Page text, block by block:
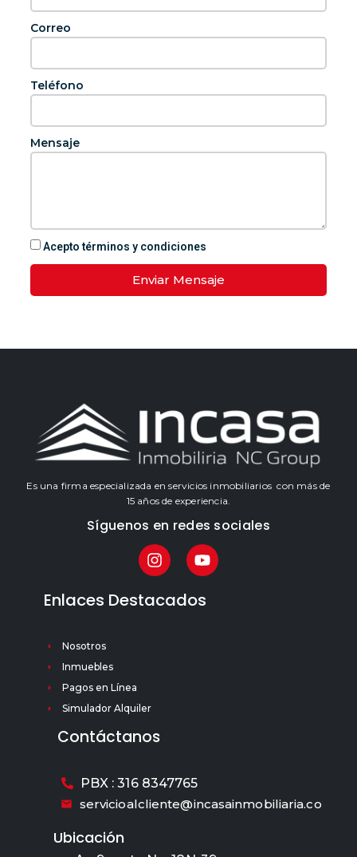
Correo
Teléfono
Mensaje
Acepto términos y condiciones
Enviar Mensaje
Es una firma especializada en servicios inmobiliarios con más de
15 años de experiencia.
Síguenos en redes sociales
Enlaces Destacados
Nosotros
Inmuebles
Pagos en Línea
Simulador Alquiler
Contáctanos
PBX : 316 8347765
servicioalcliente@incasainmobiliaria.co
Ubicación